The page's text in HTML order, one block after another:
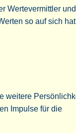
Wertevermittler
so auf sich hat
weitere
Impulse für die